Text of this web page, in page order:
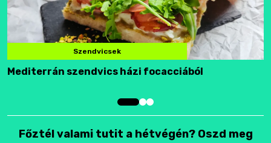
Szendvicsek
Mediterrán szendvics házi focacciából
Főztél valami tutit a hétvégén? Oszd meg